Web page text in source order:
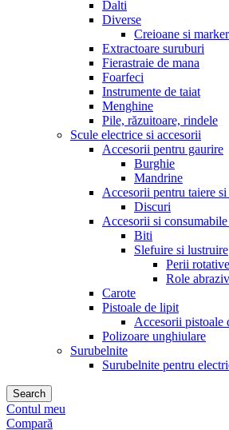
Dalti
Diverse
Creioane si
Extractoare suruburi
Fierastraie de mana
Foarfeci
Instrumente de taiat
Menghine
Pile, răzuitoare, rindele
Scule electrice si accesorii
Accesorii pentru gaurire
Burghie
Mandrine
Accesorii pentru taiere
Discuri
Accesorii si
Biti
Slefuire si lustruire
Perii rotative
Role
Carote
Pistoale de lipit
Accesorii pistoale
Polizoare unghiulare
Surubelnite
Surubelnite pentru
Search
Contul meu
Compară